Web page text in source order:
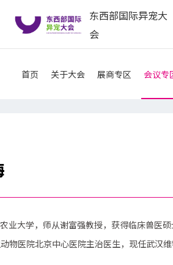
东西部国际异宠大
会
首页 关于大会 展商专区 会议专
业大学，师从谢富强教授，获得临床兽医硕
物医院北京中心医院主治医生，现任武汉维